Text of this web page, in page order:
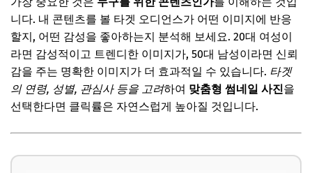
니다. 내 콘텐츠를 볼 타겟 오디언스가 어떤 이미지에 반응
할지, 어떤 감성을 좋아하는지 분석해 보세요. 20대 여성이
라면 감성적이고 트렌디한 이미지가, 50대 남성이라면 신뢰
감을 주는 명확한 이미지가 더 효과적일 수 있습니다. 타겟
의 연령, 성별, 관심사 등을 고려하여 맞춤형 썸네일 사진을
선택한다면 클릭률은 자연스럽게 높아질 것입니다.